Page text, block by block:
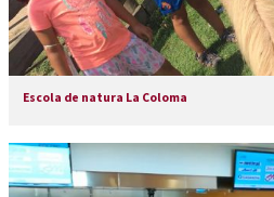
Escola de natura La Coloma